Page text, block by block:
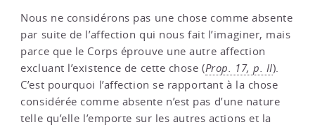
Nous ne considérons pas une chose comme absente
par suite de l’affection qui nous fait l’imaginer, mais
parce que le Corps éprouve une autre affection
excluant l’existence de cette chose (Prop. 17, p. II).
C’est pourquoi l’affection se rapportant à la chose
considérée comme absente n’est pas d’une nature
telle qu’elle l’emporte sur les autres actions et la